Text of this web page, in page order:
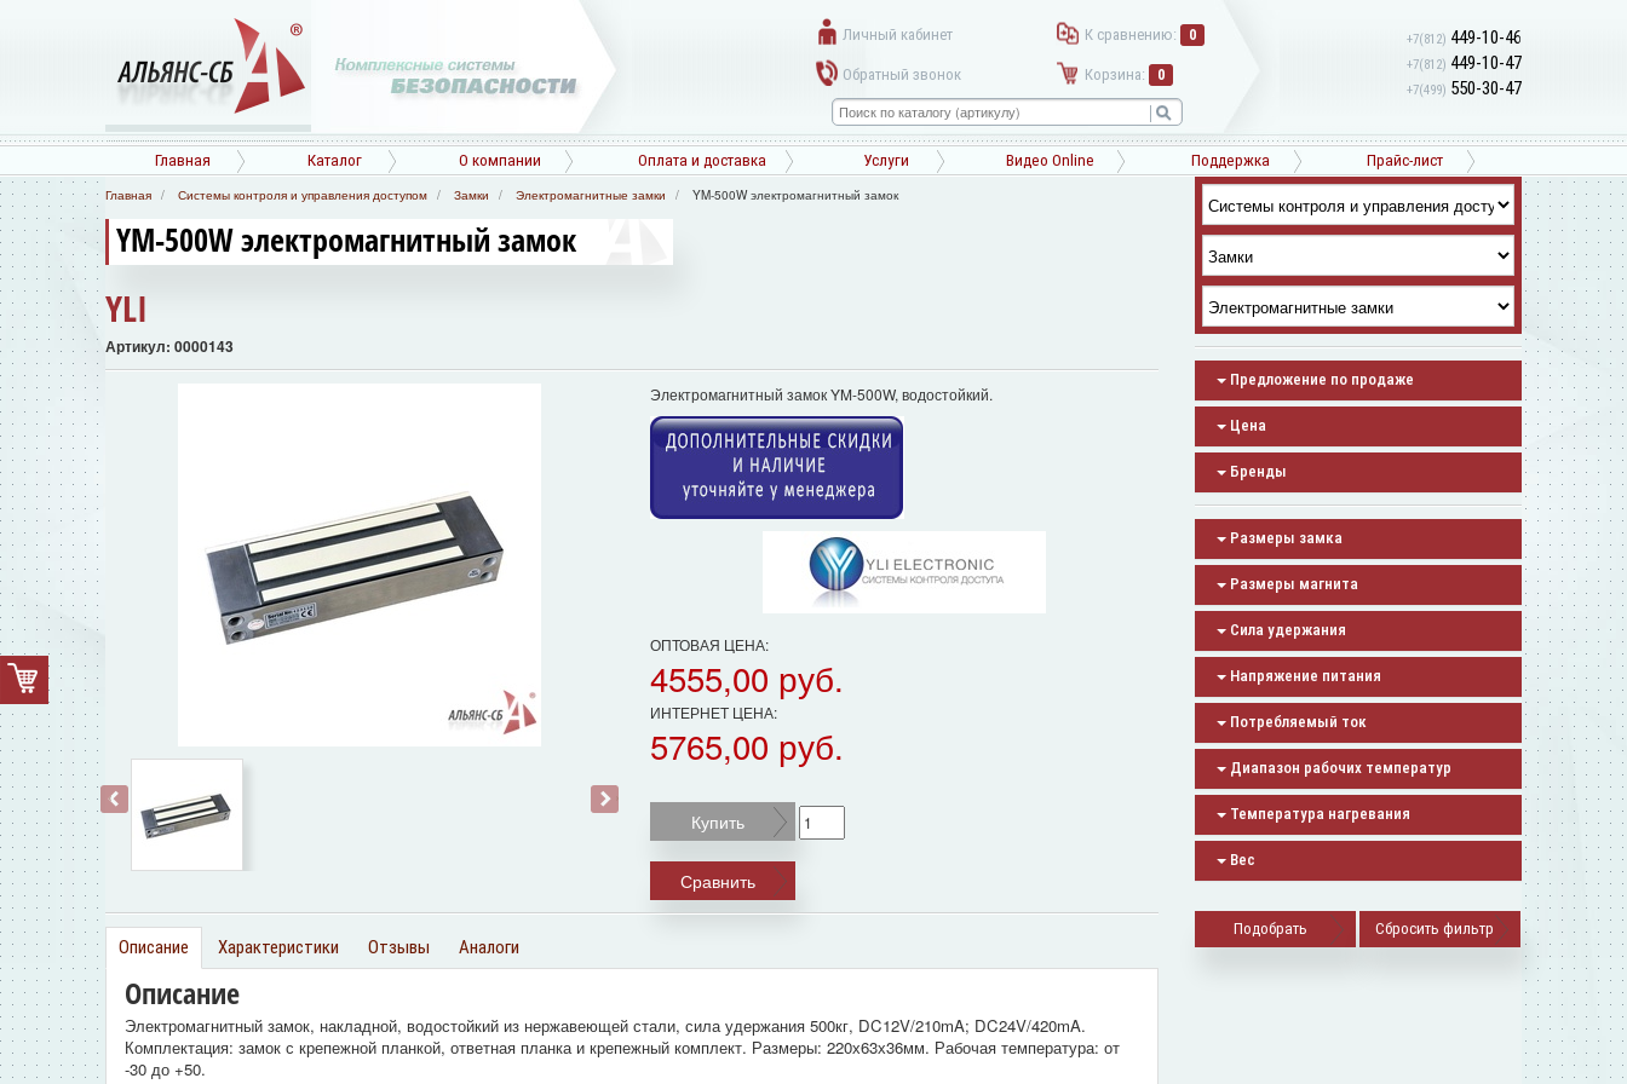
Личный кабинет К сравнению: 0
Обратный звонок Корзина: 0
+7(812) 449-10-46
+7(812) 449-10-47
+7(499) 550-30-47
Главная Каталог О компании Оплата и доставка Услуги Видео Online Поддержка Прайс-лист
Главная Системы контроля и управления доступом Замки Электромагнитные замки YM-500W электромагнитный замок
YM-500W электромагнитный замок
YLI
Артикул: 0000143
‹ ›
Электромагнитный замок YM-500W, водостойкий.
ОПТОВАЯ ЦЕНА:
4555,00 руб.
ИНТЕРНЕТ ЦЕНА:
5765,00 руб.
Купить
Сравнить
Описание Характеристики Отзывы Аналоги
Описание
Электромагнитный замок, накладной, водостойкий из нержавеющей стали, сила удержания 500кг, DC12V/210mA; DC24V/420mA.
Комплектация: замок с крепежной планкой, ответная планка и крепежный комплект. Размеры: 220х63х36мм. Рабочая температура: от
-30 до +50.
Предложение по продаже
Цена
Бренды
Размеры замка
Размеры магнита
Сила удержания
Напряжение питания
Потребляемый ток
Диапазон рабочих температур
Температура нагревания
Вес
Сбросить фильтр